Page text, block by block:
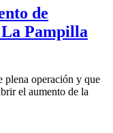
de
Pampilla
plena operación y que
el aumento de la